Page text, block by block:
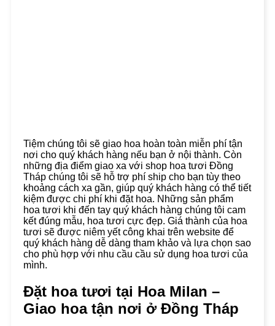
Tiệm chúng tôi sẽ giao hoa hoàn toàn miễn phí tận
nơi cho quý khách hàng nếu bạn ở nội thành. Còn
những địa điểm giao xa với shop hoa tươi Đồng
Tháp chúng tôi sẽ hỗ trợ phí ship cho bạn tùy theo
khoảng cách xa gần, giúp quý khách hàng có thể tiết
kiệm được chi phí khi đặt hoa. Những sản phẩm
hoa tươi khi đến tay quý khách hàng chúng tôi cam
kết đúng mẫu, hoa tươi cực đẹp. Giá thành của hoa
tươi sẽ được niêm yết công khai trên website để
quý khách hàng dễ dàng tham khảo và lựa chọn sao
cho phù hợp với nhu cầu cầu sử dụng hoa tươi của
mình.
Đặt hoa tươi tại Hoa Milan –
Giao hoa tận nơi ở Đồng Tháp